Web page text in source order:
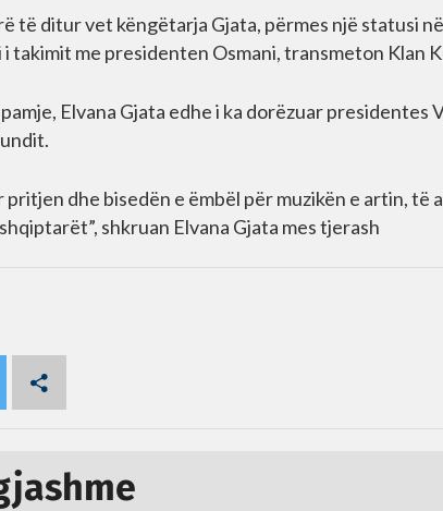
të ditur vet këngëtarja Gjata, përmes një statusi
i takimit me presidenten Osmani, transmeton Klan
Elvana Gjata edhe i ka dorëzuar presidentes
pritjen dhe bisedën e ëmbël për muzikën e artin,
shkruan Elvana Gjata mes tjerash